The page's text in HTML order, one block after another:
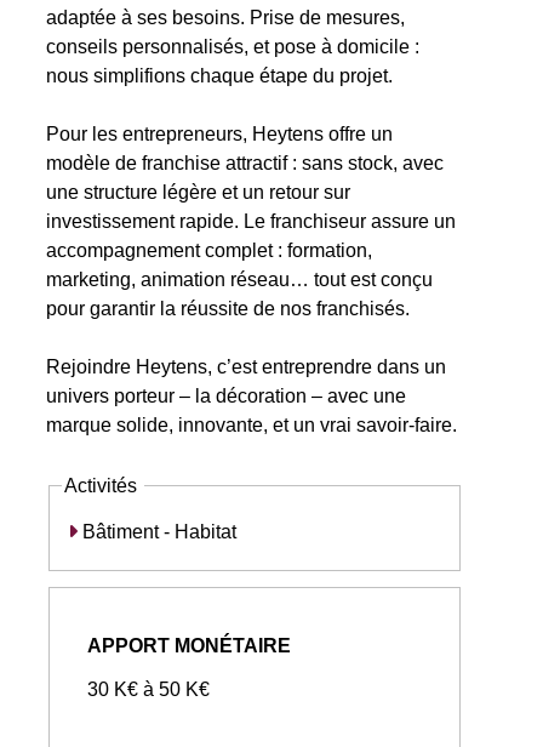
adaptée à ses besoins. Prise de mesures,
conseils personnalisés, et pose à domicile :
nous simplifions chaque étape du projet.
Pour les entrepreneurs, Heytens offre un
modèle de franchise attractif : sans stock, avec
une structure légère et un retour sur
investissement rapide. Le franchiseur assure un
accompagnement complet : formation,
marketing, animation réseau… tout est conçu
pour garantir la réussite de nos franchisés.
Rejoindre Heytens, c’est entreprendre dans un
univers porteur – la décoration – avec une
marque solide, innovante, et un vrai savoir-faire.
Activités
Bâtiment - Habitat
APPORT MONÉTAIRE
30 K€ à 50 K€